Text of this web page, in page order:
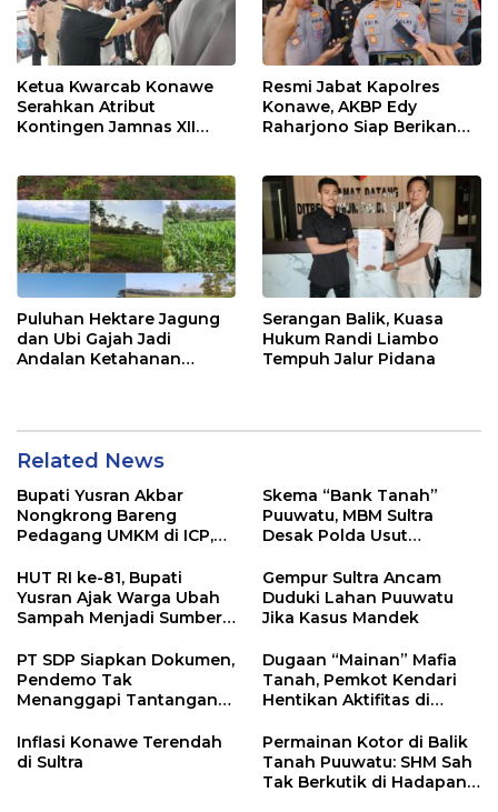
Ketua Kwarcab Konawe
Serahkan Atribut
Kontingen Jamnas XII
Resmi Jabat Kapolres
Konawe, AKBP Edy
Raharjono Siap Berikan
Puluhan Hektare Jagung
dan Ubi Gajah Jadi
Andalan Ketahanan
Serangan Balik, Kuasa
Hukum Randi Liambo
Tempuh Jalur Pidana
Related News
Bupati Yusran Akbar
Nongkrong Bareng
Pedagang UMKM di ICP,
Hidupkan Ekonomi
Kerakyatan
Skema “Bank Tanah”
Puuwatu, MBM Sultra
Desak Polda Usut
Kadin
HUT RI ke-81, Bupati
Yusran Ajak Warga Ubah
Sampah Menjadi Sumber
Gempur Sultra Ancam
Duduki Lahan Puuwatu
Jika Kasus Mandek
PT SDP Siapkan Dokumen,
Pendemo Tak
Menanggapi Tantangan
Dugaan “Mainan” Mafia
Tanah, Pemkot Kendari
Hentikan Aktifitas di
Inflasi Konawe Terendah
di Sultra
Permainan Kotor di Balik
Tanah Puuwatu: SHM Sah
Tak Berkutik di Hadapan